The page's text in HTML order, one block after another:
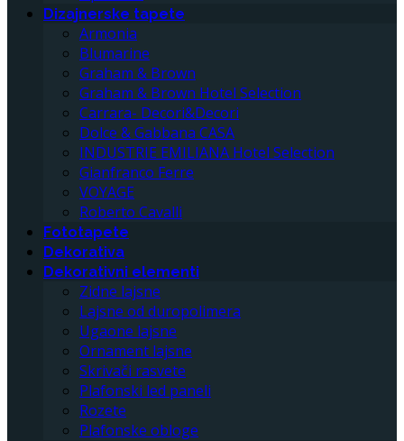
Dizajnerske tapete
Armonia
Blumarine
Graham & Brown
Graham & Brown Hotel Selection
Carrara- Decori&Decori
Dolce & Gabbana CASA
INDUSTRIE EMILIANA Hotel Selection
Gianfranco Ferre
VOYAGE
Roberto Cavalli
Fototapete
Dekorativa
Dekorativni elementi
Zidne lajsne
Lajsne od duropolimera
Ugaone lajsne
Ornament lajsne
Skrivači rasvete
Plafonski led paneli
Rozete
Plafonske obloge